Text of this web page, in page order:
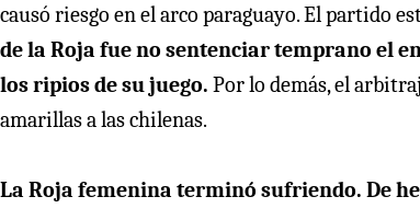
causó riesgo en el arco paraguayo. El partido
de la Roja fue no sentenciar temprano el
los ripios de su juego. Por lo demás, el
amarillas a las chilenas.
La Roja femenina terminó sufriendo. De